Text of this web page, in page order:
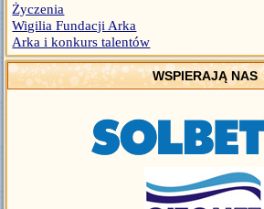
Życzenia
Wigilia Fundacji Arka
Arka i konkurs talentów
WSPIERAJĄ NAS